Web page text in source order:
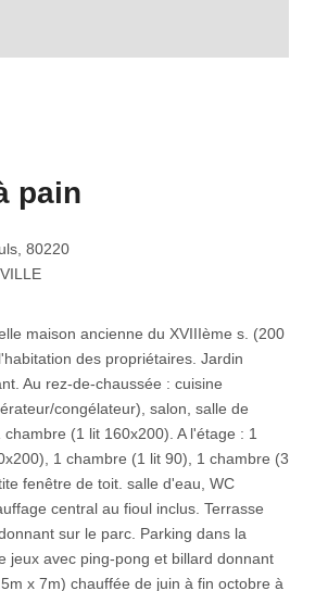
pain
, 80220
maison ancienne du XVIIIème s. (200
des propriétaires. Jardin
Au rez-de-chaussée : cuisine
congélateur), salon, salle de
(1 lit 160x200). A l'étage : 1
1 chambre (1 lit 90), 1 chambre (3
fenêtre de toit. salle d'eau, WC
central au fioul inclus. Terrasse
sur le parc. Parking dans la
jeux avec ping-pong et billard donnant
x 7m) chauffée de juin à fin octobre à